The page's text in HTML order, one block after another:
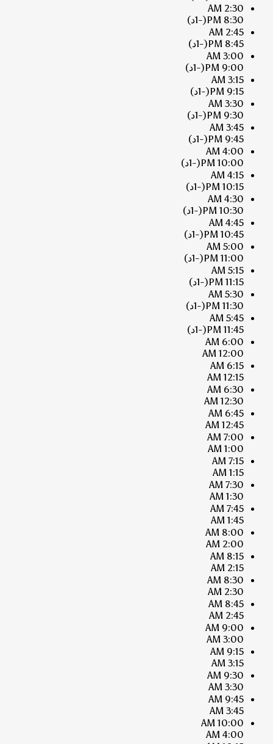
2:30 AM
8:30 PM
(-1د)
2:45 AM
8:45 PM
(-1د)
3:00 AM
9:00 PM
(-1د)
3:15 AM
9:15 PM
(-1د)
3:30 AM
9:30 PM
(-1د)
3:45 AM
9:45 PM
(-1د)
4:00 AM
10:00 PM
(-1د)
4:15 AM
10:15 PM
(-1د)
4:30 AM
10:30 PM
(-1د)
4:45 AM
10:45 PM
(-1د)
5:00 AM
11:00 PM
(-1د)
5:15 AM
11:15 PM
(-1د)
5:30 AM
11:30 PM
(-1د)
5:45 AM
11:45 PM
(-1د)
6:00 AM
12:00 AM
6:15 AM
12:15 AM
6:30 AM
12:30 AM
6:45 AM
12:45 AM
7:00 AM
1:00 AM
7:15 AM
1:15 AM
7:30 AM
1:30 AM
7:45 AM
1:45 AM
8:00 AM
2:00 AM
8:15 AM
2:15 AM
8:30 AM
2:30 AM
8:45 AM
2:45 AM
9:00 AM
3:00 AM
9:15 AM
3:15 AM
9:30 AM
3:30 AM
9:45 AM
3:45 AM
10:00 AM
4:00 AM